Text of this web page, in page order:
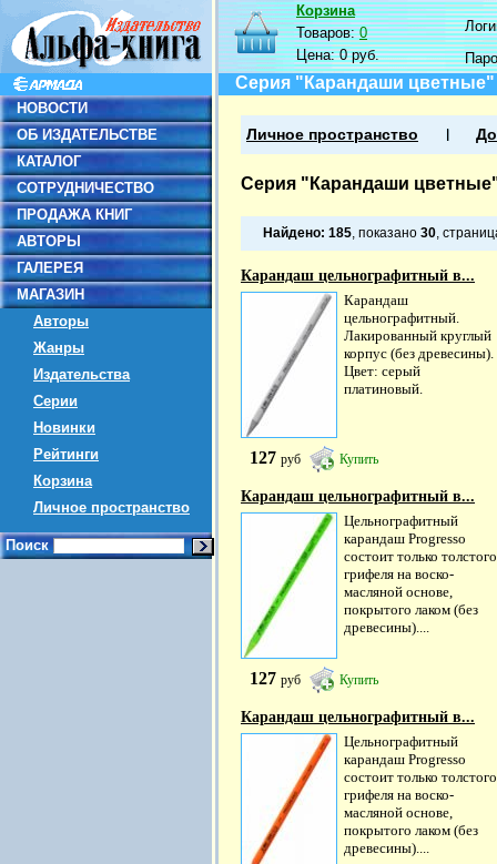
НОВОСТИ
ОБ ИЗДАТЕЛЬСТВЕ
КАТАЛОГ
СОТРУДНИЧЕСТВО
ПРОДАЖА КНИГ
АВТОРЫ
ГАЛЕРЕЯ
МАГАЗИН
Авторы
Жанры
Издательства
Серии
Новинки
Рейтинги
Корзина
Личное пространство
Поиск
Корзина
Товаров:0
Цена:0 руб.
Серия "Карандаши цветные"
Личное пространство
Серия "Карандаши
Найдено: 185, показано 30,
Карандаш цельнографитный в...
Карандаш
цельнографитный.
Лакированный круглый
корпус (без древесины).
Цвет: серый
платиновый.
127 руб Купить
Карандаш цельнографитный в...
Цельнографитный
карандаш Progresso
состоит только толстого
грифеля на воско-
масляной основе,
покрытого лаком (без
древесины)....
127 руб Купить
Карандаш цельнографитный в...
Цельнографитный
карандаш Progresso
состоит только толстого
грифеля на воско-
масляной основе,
покрытого лаком (без
древесины)....